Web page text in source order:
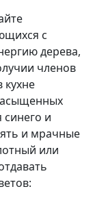
с
дерева,
членов
кухне
синего и
и мрачные
или